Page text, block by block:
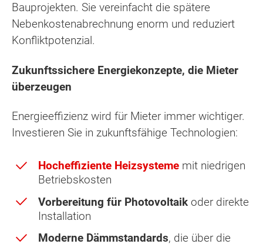
Bauprojekten. Sie vereinfacht die spätere
Nebenkostenabrechnung enorm und reduziert
Konfliktpotenzial.
Zukunftssichere Energiekonzepte, die Mieter
überzeugen
Energieeffizienz wird für Mieter immer wichtiger.
Investieren Sie in zukunftsfähige Technologien:
Hocheffiziente Heizsysteme mit niedrigen
Betriebskosten
Vorbereitung für Photovoltaik oder direkte
Installation
Moderne Dämmstandards, die über die